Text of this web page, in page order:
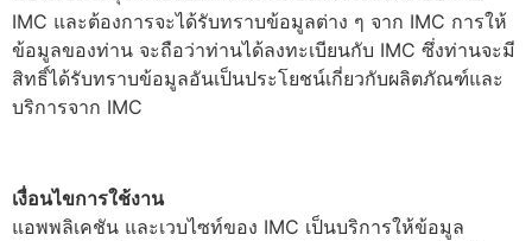
IMC และต้องการจะได้รับทราบข้อมูลต่าง ๆ จาก IMC การให้
ข้อมูลของท่าน จะถือว่าท่านได้ลงทะเบียนกับ IMC ซึ่งท่านจะมี
สิทธิ์ได้รับทราบข้อมูลอันเป็นประโยชน์เกี่ยวกับผลิตภัณฑ์และ
บริการจาก IMC
เงื่อนไขการใช้งาน
แอพพลิเคชัน และเวบไซท์ของ IMC เป็นบริการให้ข้อมูล